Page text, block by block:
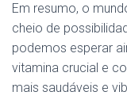
Em resumo, o
cheio de
podemos esperar
vitamina crucial e
mais saudáveis e